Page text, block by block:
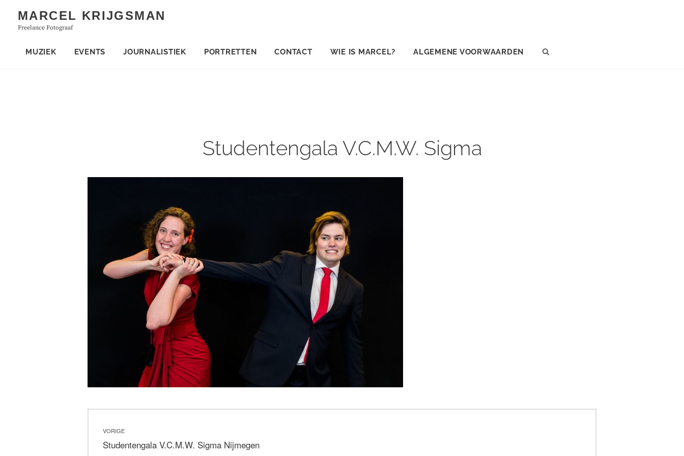
content
MARCEL KRIJGSMAN
Freelance Fotograaf
MUZIEK EVENTS JOURNALISTIEK PORTRETTEN CONTACT WIE IS MARCEL? ALGEMENE VOORWAARDEN
Studentengala V.C.M.W. Sigma
navigatie
VORIGE
Vorig
Studentengala V.C.M.W. Sigma Nijmegen